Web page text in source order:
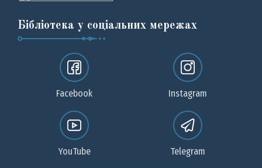
Бібліотека у соціальних мережах
Facebook Instagram
YouTube Telegram